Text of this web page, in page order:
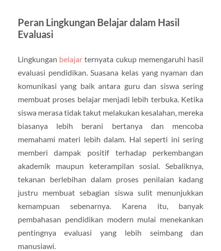
Peran Lingkungan Belajar dalam Hasil
Evaluasi
Lingkungan belajar ternyata cukup memengaruhi hasil
evaluasi pendidikan. Suasana kelas yang nyaman dan
komunikasi yang baik antara guru dan siswa sering
membuat proses belajar menjadi lebih terbuka. Ketika
siswa merasa tidak takut melakukan kesalahan, mereka
biasanya lebih berani bertanya dan mencoba
memahami materi lebih dalam. Hal seperti ini sering
memberi dampak positif terhadap perkembangan
akademik maupun keterampilan sosial. Sebaliknya,
tekanan berlebihan dalam proses penilaian kadang
justru membuat sebagian siswa sulit menunjukkan
kemampuan sebenarnya. Karena itu, banyak
pembahasan pendidikan modern mulai menekankan
pentingnya evaluasi yang lebih seimbang dan
manusiawi.